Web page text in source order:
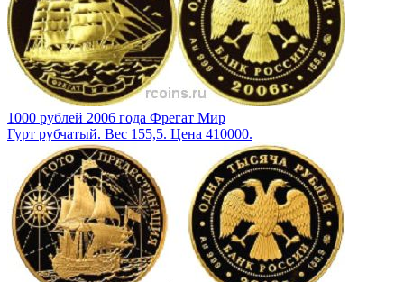
1000 рублей 2006 года Фрегат Мир
Гурт рубчатый. Вес 155,5. Цена 410000.